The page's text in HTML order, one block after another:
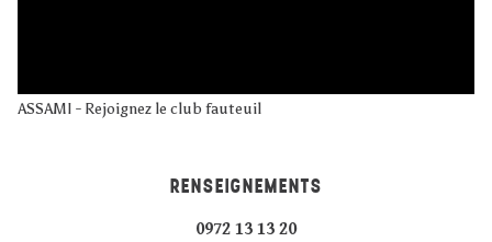
ASSAMI - Rejoignez le club fauteuil
RENSEIGNEMENTS
0972 13 13 20